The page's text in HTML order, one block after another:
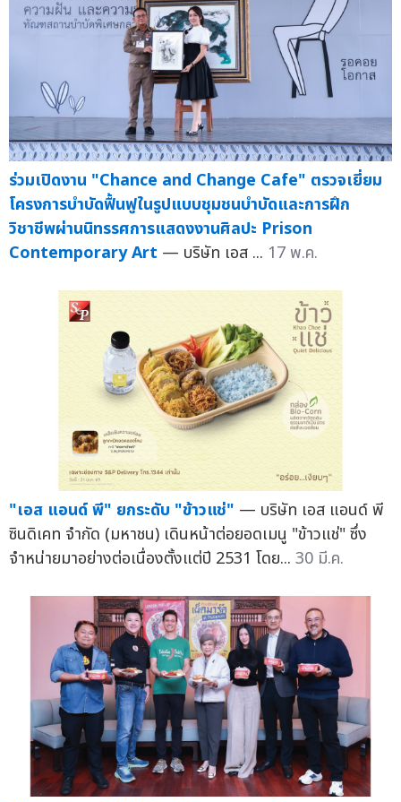
ร่วมเปิดงาน "Chance and Change Cafe" ตรวจเยี่ยม
โครงการบำบัดฟื้นฟูในรูปแบบชุมชนบำบัดและการฝึก
วิชาชีพผ่านนิทรรศการแสดงงานศิลปะ Prison
Contemporary Art — บริษัท เอส ... 17 พ.ค.
"เอส แอนด์ พี" ยกระดับ "ข้าวแช่" — บริษัท เอส แอนด์ พี
ซินดิเคท จำกัด (มหาชน) เดินหน้าต่อยอดเมนู "ข้าวแช่" ซึ่ง
จำหน่ายมาอย่างต่อเนื่องตั้งแต่ปี 2531 โดย... 30 มี.ค.